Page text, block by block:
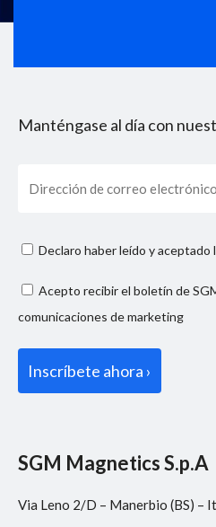
Manténgase al día con
Consenso
*
Declaro haber leído y aceptado
Consenso
marketing
Acepto recibir el boletín de
comunicaciones de marketing
SGM Magnetics S.p.A
Via Leno 2/D – Manerbio (BS) –